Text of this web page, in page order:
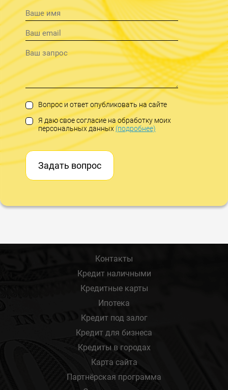
Вопрос и ответ опубликовать на сайте
Я даю свое согласие на обработку моих
персональных данных(подробнее)
Задать вопрос
Контакты
Кредит наличными
Кредитные карты
Ипотека
Кредит под залог
Кредит для бизнеса
Кредиты в городах
Карта сайта
Партнёрская программа